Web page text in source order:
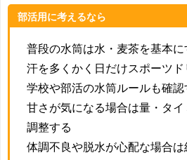
部活用に考えるなら
普段の水筒は水・麦茶を基本に
汗を多くかく日だけスポーツ
学校や部活の水筒ルールも確認
甘さが気になる場合は量・タ
調整する
体調不良や脱水が心配な場合